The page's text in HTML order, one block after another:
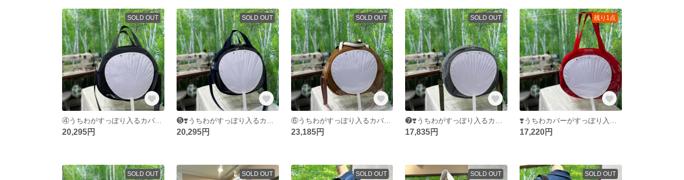
SOLD OUT
④うちわがすっぽり入るカバン 楕円 生地ネイビー ショルダー型 持ち手37グレー ファスナーグレー&ブルーグレー スナップグレー系579 金具BLACKニッケル
20,295円
SOLD OUT
20,295円
SOLD OUT
⑥うちわがすっぽり入るカバン 楕円 生地キャメル ショルダー型 ショルダーヒモアッシュピンク 持ち手48茶レース ファスナーアッシュピンク スナップベージュ系572 金具ゴールド
23,185円
SOLD OUT
17,835円
残り1点
17,220円
SOLD OUT SOLD OUT SOLD OUT SOLD OUT SOLD OUT